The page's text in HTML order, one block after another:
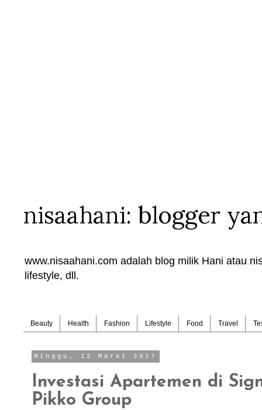
nisaahani: blogger
www.nisaahani.com adalah blog milik Hani atau
lifestyle, dll.
Beauty Health Fashion Lifestyle Food Travel
Minggu, 12 Maret 2017
Investasi Apartemen di
Pikko Group